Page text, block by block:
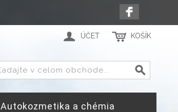
ÚČET KOŠÍK
Autokozmetika a chémia